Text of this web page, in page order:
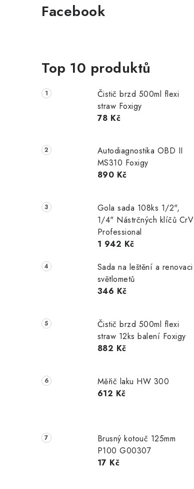
Facebook
Top 10 produktů
Čistič brzd 500ml flexi
straw Foxigy
78 Kč
Autodiagnostika OBD II
MS310 Foxigy
890 Kč
Gola sada 108ks 1/2",
1/4" Nástrčných klíčů CrV
Professional
1 942 Kč
Sada na leštění a renovaci
světlometů
346 Kč
Čistič brzd 500ml flexi
straw 12ks balení Foxigy
882 Kč
Měřič laku HW 300
612 Kč
Brusný kotouč 125mm
P100 G00307
17 Kč